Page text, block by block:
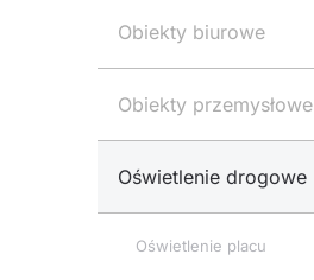
Obiekty biurowe
Obiekty przemysłowe
Oświetlenie drogowe
Oświetlenie placu